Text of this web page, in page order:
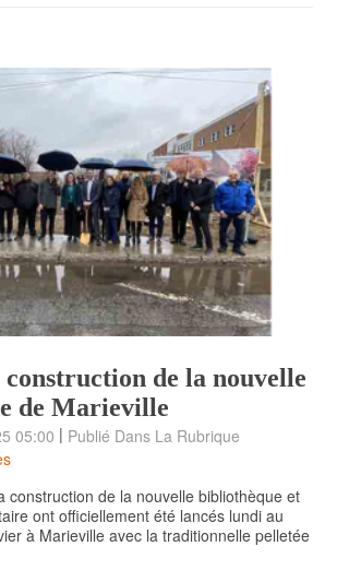
de la nouvelle
de Marieville
05:00 | Publié Dans La Rubrique
construction de la nouvelle bibliothèque et
ont officiellement été lancés lundi au
à Marieville avec la traditionnelle pelletée